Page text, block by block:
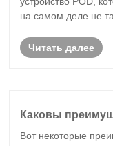
на самом деле не
варианты вкуса.
замкнутым......
Читать далее
Каковы
сигаретами?
Вот некоторые